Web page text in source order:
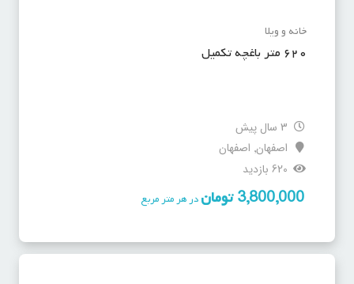
خانه و ویلا
۶۲۰ متر باغچه تکمیل
3 سال پیش
اصفهان,اصفهان
620 بازدید
3,800,000 توماندر هر متر مربع